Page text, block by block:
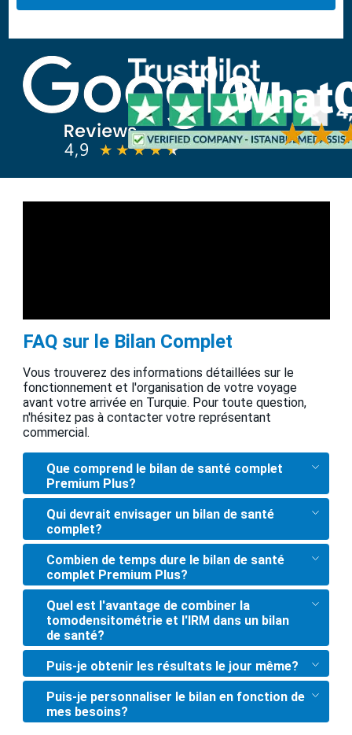
FAQ sur le Bilan Complet
Vous trouverez des informations détaillées sur le
fonctionnement et l'organisation de votre voyage
avant votre arrivée en Turquie. Pour toute question,
n'hésitez pas à contacter votre représentant
commercial.
Que comprend le bilan de santé complet
Premium Plus?
Qui devrait envisager un bilan de santé
complet?
Combien de temps dure le bilan de santé
complet Premium Plus?
Quel est l'avantage de combiner la
tomodensitométrie et l'IRM dans un bilan
de santé?
Puis-je obtenir les résultats le jour même?
Puis-je personnaliser le bilan en fonction de
mes besoins?